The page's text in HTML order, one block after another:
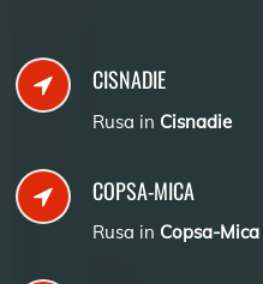
CISNADIE
Rusa in Cisnadie
COPSA-MICA
Rusa in Copsa-Mica